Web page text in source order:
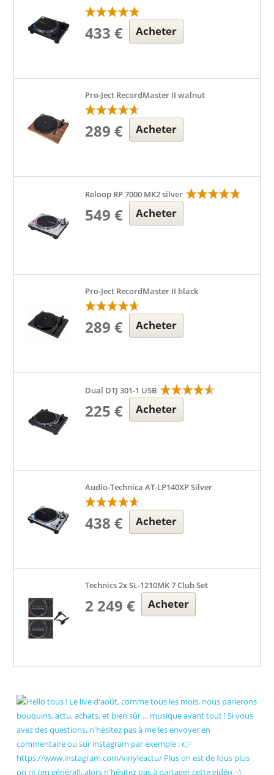
433 € Acheter
Pro-Ject RecordMaster II walnut
289 € Acheter
Reloop RP 7000 MK2 silver
549 € Acheter
Pro-Ject RecordMaster II black
289 € Acheter
Dual DTJ 301-1 USB
225 € Acheter
Audio-Technica AT-LP140XP Silver
438 € Acheter
Technics 2x SL-1210MK 7 Club Set
2 249 € Acheter